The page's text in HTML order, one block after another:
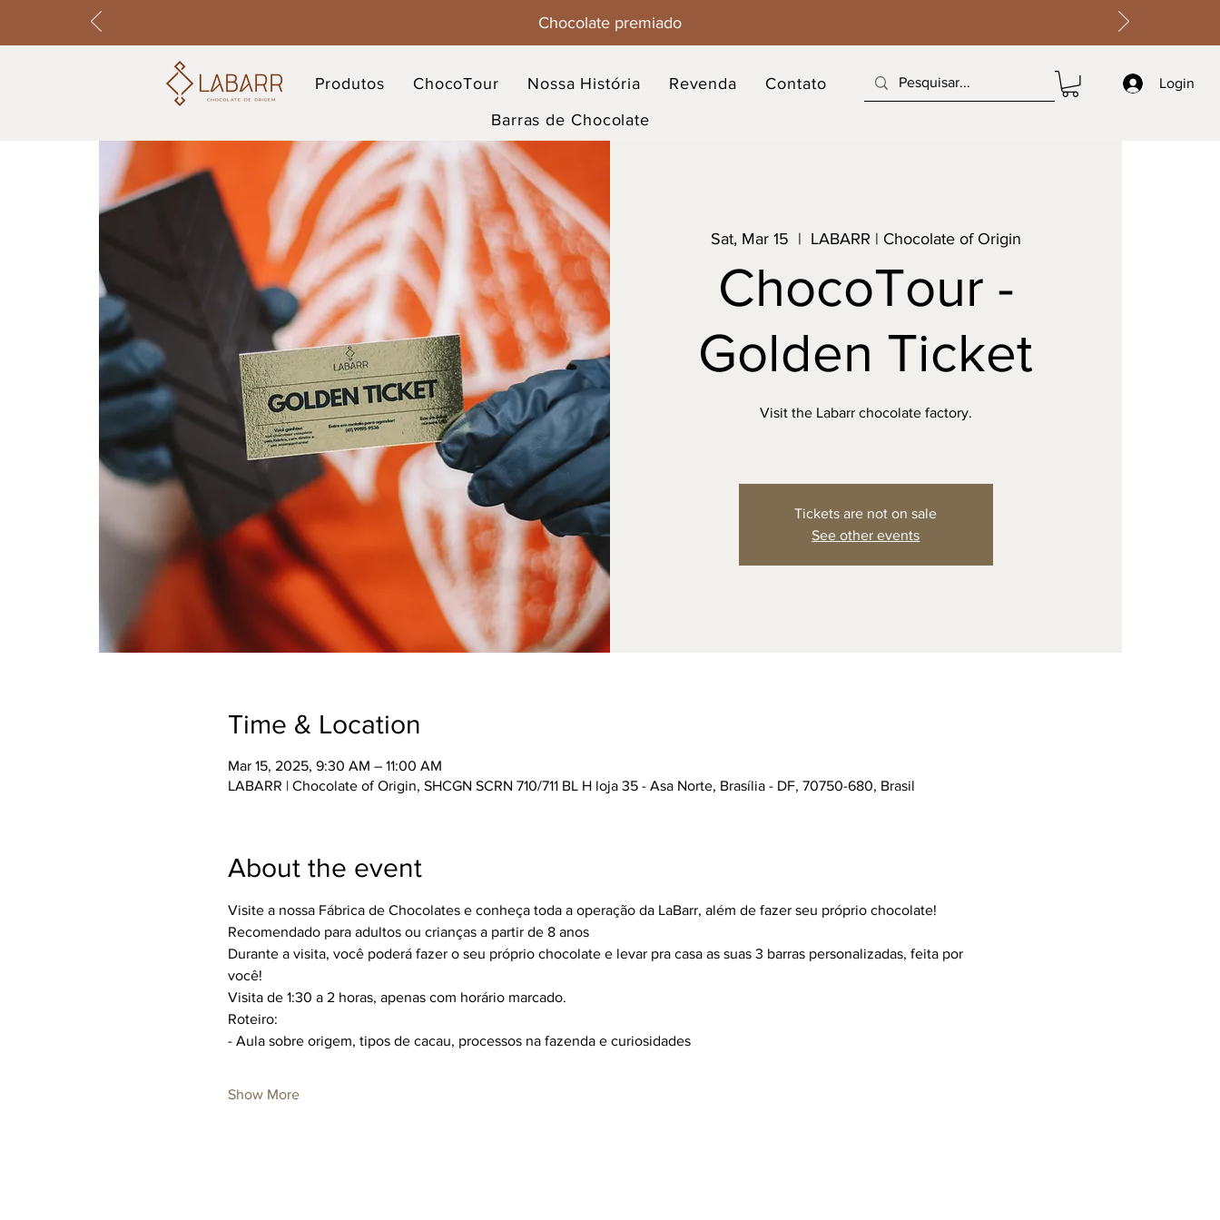
Chocolate premiado
Produtos ChocoTour Nossa História Revenda
Contato
Barras de Chocolate
Login
Sat, Mar 15
  |
LABARR | Chocolate of Origin
ChocoTour -
Golden Ticket
Visit the Labarr chocolate factory.
Tickets are not on sale
See other events
Time & Location
Mar 15, 2025, 9:30 AM – 11:00 AM
LABARR | Chocolate of Origin, SHCGN SCRN 710/711 BL H loja 35 - Asa Norte, Brasília - DF, 70750-680, Brasil
About the event
Visite a nossa Fábrica de Chocolates e conheça toda a operação da LaBarr, além de fazer seu próprio chocolate!
Recomendado para adultos ou crianças a partir de 8 anos
Durante a visita, você poderá fazer o seu próprio chocolate e levar pra casa as suas 3 barras personalizadas, feita por
você!
Visita de 1:30 a 2 horas, apenas com horário marcado.
Roteiro:
- Aula sobre origem, tipos de cacau, processos na fazenda e curiosidades
Show More